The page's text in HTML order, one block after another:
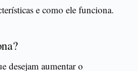
e como ele funciona.
desejam aumentar o